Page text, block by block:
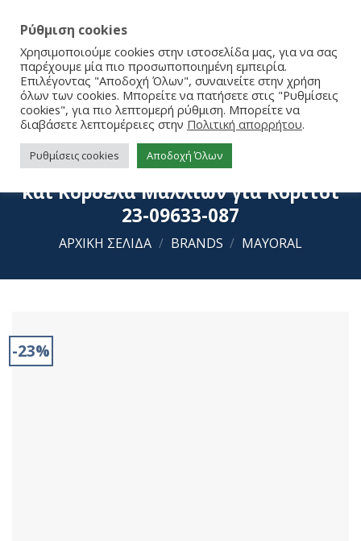
Mayoral Σετ Παπούτσια Aγκαλιάς
και Κορδέλα Μαλλιών για Κορίτσι
23-09633-087
ΑΡΧΙΚΉ ΣΕΛΊΔΑ / BRANDS / MAYORAL
-23%
Ρύθμιση cookies
Χρησιμοποιούμε cookies στην ιστοσελίδα μας, για να σας
παρέχουμε μία πιο προσωποποιημένη εμπειρία.
Επιλέγοντας "Αποδοχή Όλων", συναινείτε στην χρήση
όλων των cookies. Μπορείτε να πατήσετε στις "Ρυθμίσεις
cookies", για πιο λεπτομερή ρύθμιση. Μπορείτε να
διαβάσετε λεπτομέρειες στην Πολιτική απορρήτου.
Ρυθμίσεις cookies Αποδοχή Όλων